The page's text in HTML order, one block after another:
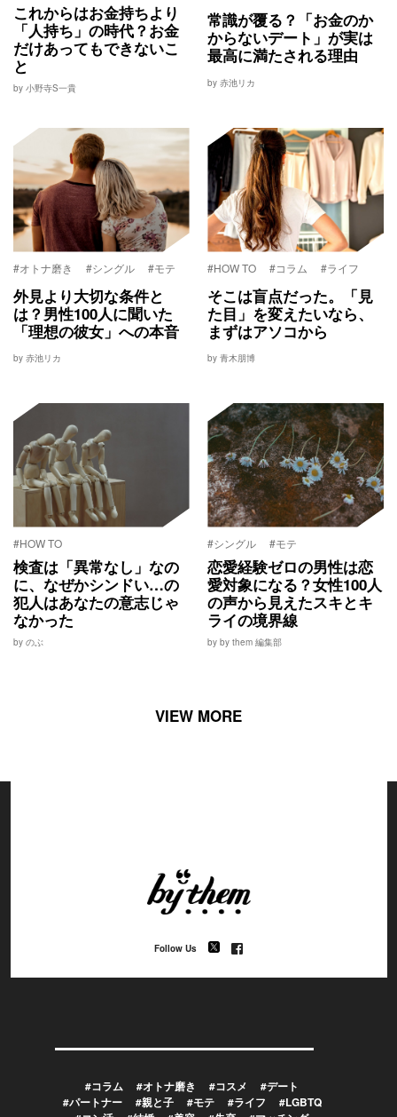
これからはお金持ちより
「人持ち」の時代？お金
だけあってもできないこ
と
by 小野寺S一貴
常識が覆る？「お金のか
からないデート」が実は
最高に満たされる理由
by 赤池リカ
#オトナ磨き #シングル #モテ
外見より大切な条件と
は？男性100人に聞いた
「理想の彼女」への本音
by 赤池リカ
#HOW TO #コラム #ライフ
そこは盲点だった。「見
た目」を変えたいなら、
まずはアソコから
by 青木朋博
#HOW TO
検査は「異常なし」なの
に、なぜかシンドい…の
犯人はあなたの意志じゃ
なかった
by のぶ
#シングル #モテ
恋愛経験ゼロの男性は恋
愛対象になる？女性100人
の声から見えたスキとキ
ライの境界線
by by them 編集部
VIEW MORE
Follow Us
#コラム #オトナ磨き #コスメ
#デート
#パートナー
#親と子 #モテ #ライフ
#LGBTQ